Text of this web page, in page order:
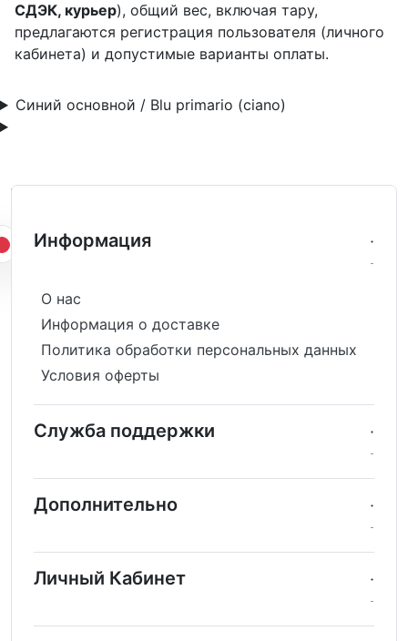
СДЭК, курьер), общий вес, включая тару,
предлагаются регистрация пользователя (личного
кабинета) и допустимые варианты оплаты.
Синий основной / Blu primario (ciano)
Информация
О нас
Информация о доставке
Политика обработки персональных данных
Условия оферты
Служба поддержки
Дополнительно
Личный Кабинет